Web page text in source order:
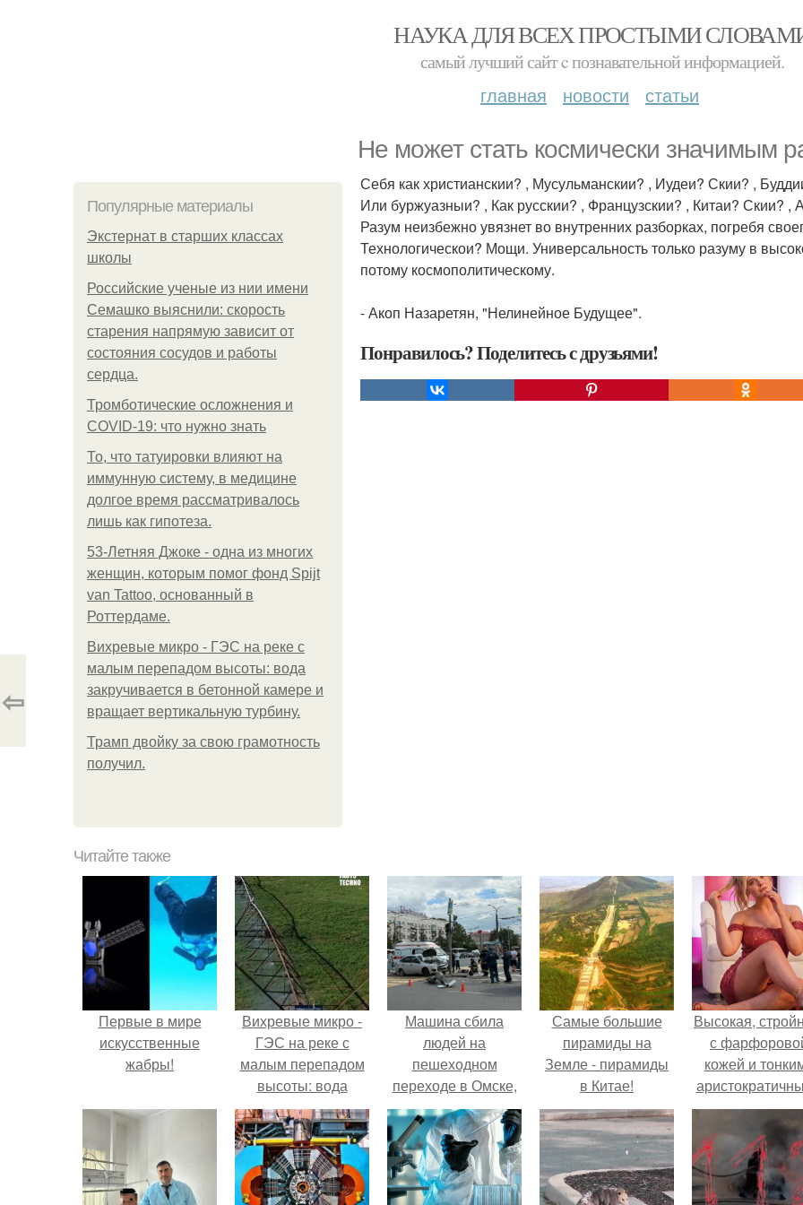
НАУКА ДЛЯ ВСЕХ ПРОСТЫМИ
самый лучший сайт c познавательной информацией.
главная новости статьи
Не может стать космически значимым
Популярные материалы
Экстернат в старших классах
школы
Российские ученые из нии имени
Семашко выяснили: скорость
старения напрямую зависит от
состояния сосудов и работы
сердца.
Тромботические осложнения и
COVID-19: что нужно знать
То, что татуировки влияют на
иммунную систему, в медицине
долгое время рассматривалось
лишь как гипотеза.
53-Летняя Джоке - одна из многих
женщин, которым помог фонд Spijt
van Tattoo, основанный в
Роттердаме.
Вихревые микро - ГЭС на реке с
малым перепадом высоты: вода
закручивается в бетонной камере и
вращает вертикальную турбину.
Трамп двойку за свою грамотность
получил.
Себя как христианскии? , Мусульманскии? , Иудеи? Скии? ,
Или буржуазныи? , Как русскии? , Французскии? , Китаи? Скии?
Разум неизбежно увязнет во внутренних разборках, погребя
Технологическои? Мощи. Универсальность только разуму в
потому космополитическому.
- Акоп Назаретян, "Нелинейное Будущее".
Понравилось? Поделитесь с друзьями!
⇦
Читайте также
Первые в мире
искусственные
жабры!
Вихревые микро -
ГЭС на реке с
малым перепадом
высоты: вода
закручивается в
бетонной камере и
вращает
вертикальную
турбину.
Машина сбила
людей на
пешеходном
переходе в Омске,
пострадали 8
человек.
Самые большие
пирамиды на
Земле - пирамиды
в Китае!
Высокая,
с
кожей и
чертами, эль
выглядит так,
сошла с
художника.